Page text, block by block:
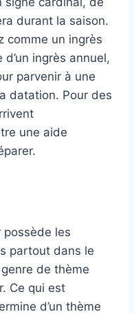
durant la saison.
comme un ingrès
ingrès annuel,
parvenir à une
datation. Pour des
une aide
possède les
partout dans le
de thème
Ce qui est
d’un thème